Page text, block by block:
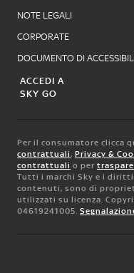
NOTE LEGALI
CORPORATE
DOCUMENTO DI
ACCEDI A
SKY GO
Per il consumatore clicca
contrattuali, Privacy &
contrattuali o per
Tutti i marchi Sky e i
contenuti, sono di
utilizzati su licenza.
04619241005.